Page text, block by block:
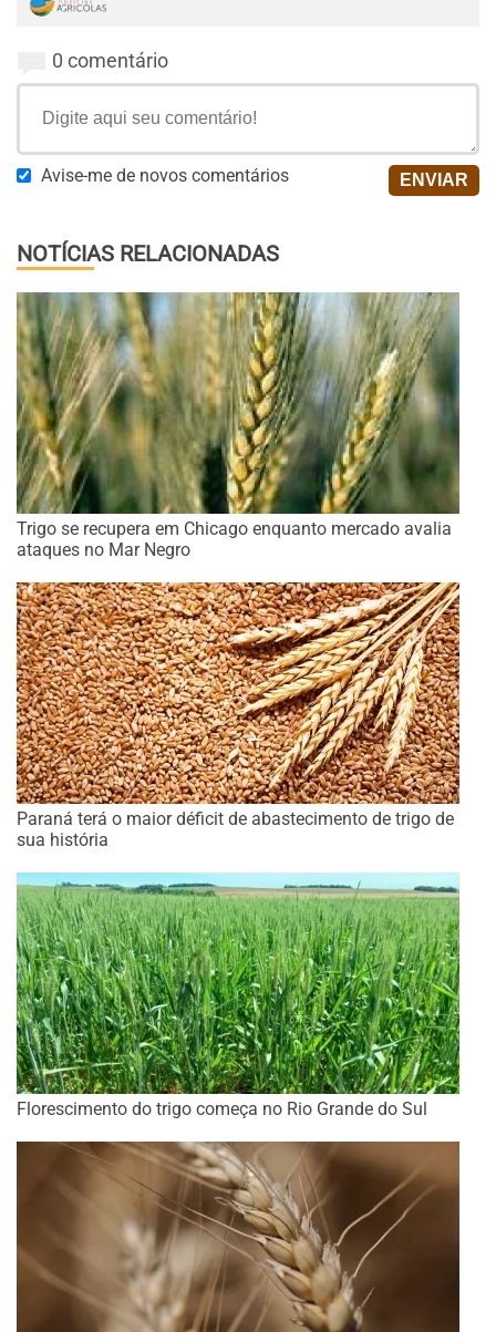
0 comentário
Avise-me de novos comentários
NOTÍCIAS RELACIONADAS
Trigo se recupera em Chicago enquanto mercado avalia
ataques no Mar Negro
Paraná terá o maior déficit de abastecimento de trigo de
sua história
Florescimento do trigo começa no Rio Grande do Sul